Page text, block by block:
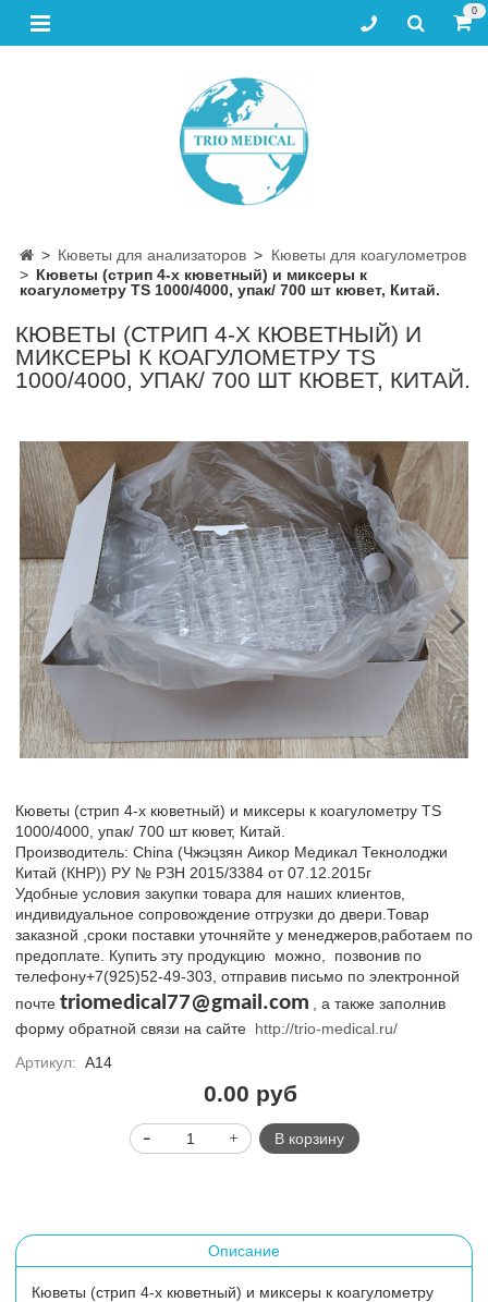
0
Кюветы для анализаторов
Кюветы для коагулометров
Кюветы (стрип 4-х кюветный) и миксеры к
коагулометру TS 1000/4000, упак/ 700 шт кювет, Китай.
КЮВЕТЫ (СТРИП 4-Х КЮВЕТНЫЙ) И
МИКСЕРЫ К КОАГУЛОМЕТРУ TS
1000/4000, УПАК/ 700 ШТ КЮВЕТ, КИТАЙ.
Кюветы (стрип 4-х кюветный) и миксеры к коагулометру TS
1000/4000, упак/ 700 шт кювет, Китай.
Производитель: China (Чжэцзян Аикор Медикал Текнолоджи
Китай (КНР)) РУ № РЗН 2015/3384 от 07.12.2015г
Удобные условия закупки товара для наших клиентов,
индивидуальное сопровождение отгрузки до двери.Товар
заказной ,сроки поставки уточняйте у менеджеров,работаем по
предоплате. Купить эту продукцию можно, позвонив по
телефону+7(925)52-49-303, отправив письмо по электронной
почте triomedical77@gmail.com , а также заполнив
форму обратной связи на сайте http://trio-medical.ru/
Артикул: А14
0.00 руб
В корзину
Описание
Кюветы (стрип 4-х кюветный) и миксеры к коагулометру